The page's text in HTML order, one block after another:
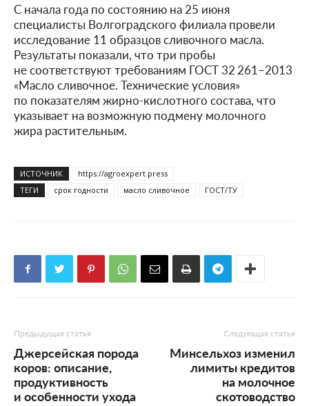
С начала года по состоянию на 25 июня
специалисты Волгоградского филиала провели
исследование 11 образцов сливочного масла.
Результаты показали, что три пробы
не соответствуют требованиям ГОСТ 32 261–2013
«Масло сливочное. Технические условия»
по показателям жирно-кислотного состава, что
указывает на возможную подмену молочного
жира растительным.
ИСТОЧНИК
https://agroexpert.press
ТЕГИ
срок годности масло сливочное ГОСТ/ТУ
Предыдущая статья
Джерсейская порода
коров: описание,
продуктивность
и особенности ухода
Следующая статья
Минсельхоз изменил
лимиты кредитов
на молочное
скотоводство